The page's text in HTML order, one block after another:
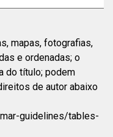
mapas, fotografias,
e ordenadas; o
do título; podem
de autor abaixo
guidelines/tables-